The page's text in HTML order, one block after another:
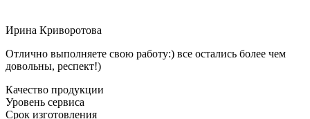
Ирина Криворотова
Отлично выполняете свою работу:) все остались более чем
довольны, респект!)
Качество продукции
Уровень сервиса
Срок изготовления